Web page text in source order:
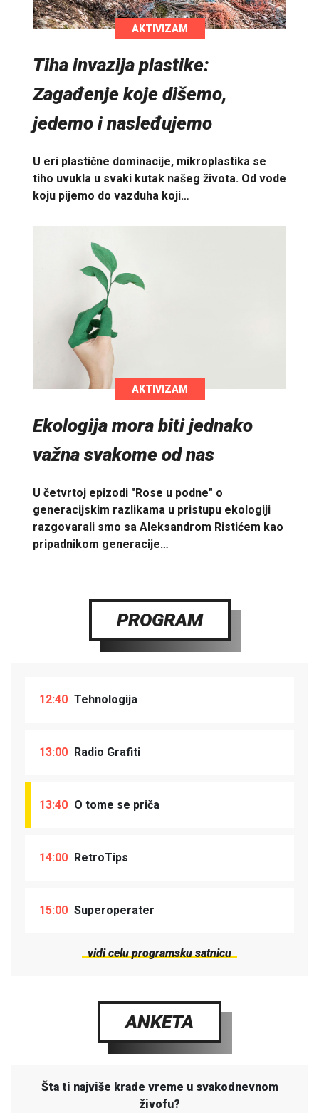
AKTIVIZAM
Tiha invazija plastike:
Zagađenje koje dišemo,
jedemo i nasleđujemo
U eri plastične dominacije, mikroplastika se
tiho uvukla u svaki kutak našeg života. Od vode
koju pijemo do vazduha koji…
AKTIVIZAM
Ekologija mora biti jednako
važna svakome od nas
U četvrtoj epizodi "Rose u podne" o
generacijskim razlikama u pristupu ekologiji
razgovarali smo sa Aleksandrom Ristićem kao
pripadnikom generacije…
PROGRAM
12:40 Tehnologija
13:00 Radio Grafiti
13:40 O tome se priča
14:00 RetroTips
15:00 Superoperater
vidi celu programsku satnicu
ANKETA
Šta ti najviše krade vreme u svakodnevnom
živofu?